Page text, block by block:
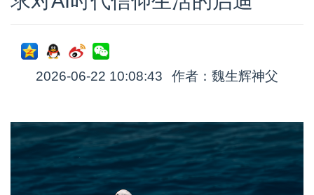
2026-06-22 10:08:43 作者：魏生辉神父